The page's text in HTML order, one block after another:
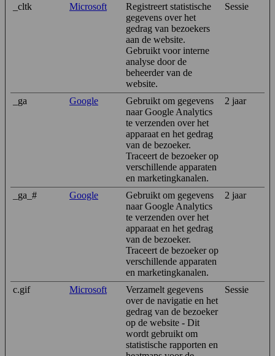
_cltk Microsoft
Registreert statistische
gegevens over het
gedrag van bezoekers
aan de website.
Gebruikt voor interne
analyse door de
beheerder van de
website.
Sessie
_ga Google
Gebruikt om gegevens
naar Google Analytics
te verzenden over het
apparaat en het gedrag
van de bezoeker.
Traceert de bezoeker op
verschillende apparaten
en marketingkanalen.
2 jaar
_ga_# Google
Gebruikt om gegevens
naar Google Analytics
te verzenden over het
apparaat en het gedrag
van de bezoeker.
Traceert de bezoeker op
verschillende apparaten
en marketingkanalen.
2 jaar
c.gif Microsoft
Verzamelt gegevens
over de navigatie en het
gedrag van de bezoeker
op de website - Dit
wordt gebruikt om
statistische rapporten en
Sessie